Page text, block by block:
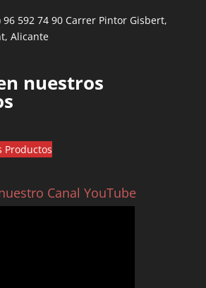
96 592 74 90 Carrer Pintor Gisbert,
Alicante
nuestros
Productos
Canal YouTube